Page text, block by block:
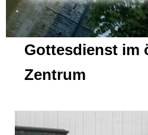
.
Gottesdienst im
Zentrum